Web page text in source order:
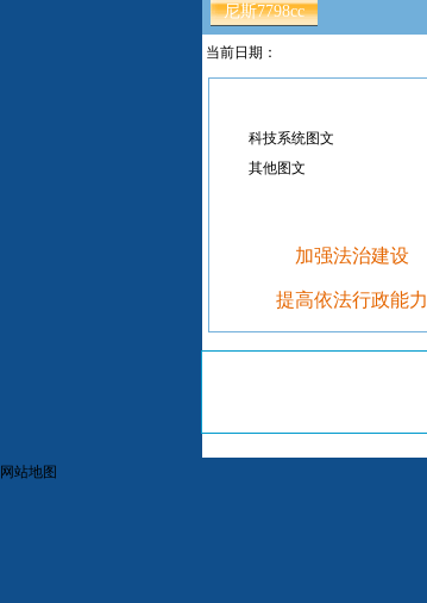
尼斯7798cc
当前日期：
科技系统图文
其他图文
加强法治建设
提高依法行政能力
网站地图